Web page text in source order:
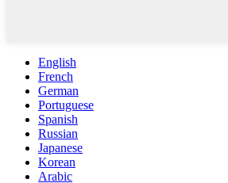
English
French
German
Portuguese
Spanish
Russian
Japanese
Korean
Arabic